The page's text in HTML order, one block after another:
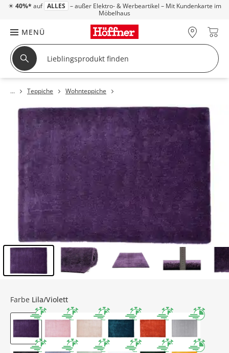
☀ 40%* auf ALLES – außer Elektro- & Werbeartikel – Mit Kundenkarte im
Möbelhaus
MENÜ
Teppiche Wohnteppiche
Farbe Lila/Violett